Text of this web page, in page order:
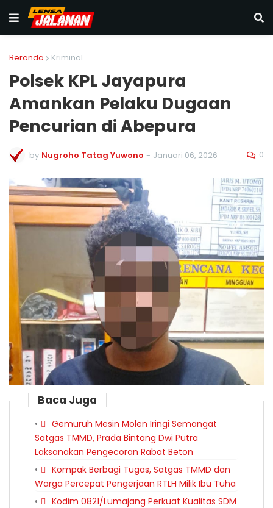
Beranda Kriminal
‎Polsek KPL Jayapura
Amankan Pelaku Dugaan
Pencurian di Abepura ‎
by Nugroho Tatag Yuwono - Januari 06, 2026 0
Baca Juga
Gemuruh Mesin Molen Iringi Semangat
Satgas TMMD, Prada Bintang Dwi Putra
Laksanakan Pengecoran Rabat Beton
Kompak Berbagi Tugas, Satgas TMMD dan
Warga Percepat Pengerjaan RTLH Milik Ibu Tuha
Kodim 0821/Lumajang Perkuat Kualitas SDM